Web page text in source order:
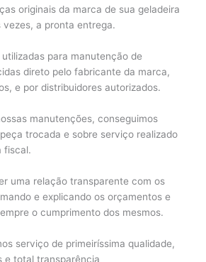
originais da marca de sua geladeira
a pronta entrega.
para manutenção de
direto pelo fabricante da marca,
e por distribuidores autorizados.
manutenções, conseguimos
trocada e sobre serviço realizado
fiscal.
uma relação transparente com os
e explicando os orçamentos e
o cumprimento dos mesmos.
serviço de primeiríssima qualidade,
e total transparência